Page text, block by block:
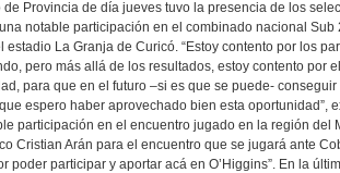
de Provincia de día jueves tuvo la presencia de los
notable participación en el combinado nacional
estadio La Granja de Curicó. “Estoy contento por los
pero más allá de los resultados, estoy contento por
para que en el futuro –si es que se puede-
espero haber aprovechado bien esta oportunidad”,
participación en el encuentro jugado en la región del
Cristian Arán para el encuentro que se jugará ante
poder participar y aportar acá en O’Higgins”. En la